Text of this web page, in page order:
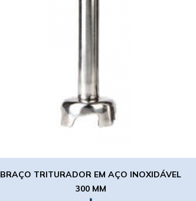
BRAÇO TRITURADOR EM AÇO INOXIDÁVEL
300 MM